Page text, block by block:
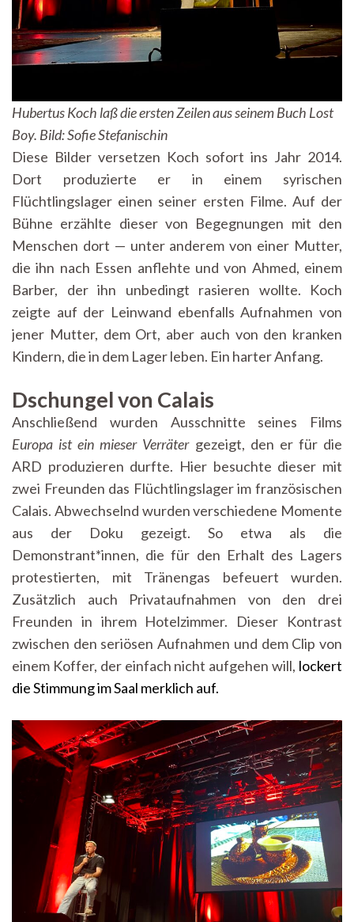
Hubertus Koch laß die ersten Zeilen aus seinem Buch Lost
Boy. Bild: Sofie Stefanischin
Diese Bilder versetzen Koch sofort ins Jahr 2014.
Dort produzierte er in einem syrischen
Flüchtlingslager einen seiner ersten Filme. Auf der
Bühne erzählte dieser von Begegnungen mit den
Menschen dort — unter anderem von einer Mutter,
die ihn nach Essen anflehte und von Ahmed, einem
Barber, der ihn unbedingt rasieren wollte. Koch
zeigte auf der Leinwand ebenfalls Aufnahmen von
jener Mutter, dem Ort, aber auch von den kranken
Kindern, die in dem Lager leben. Ein harter Anfang.
Dschungel von Calais
Anschließend wurden Ausschnitte seines Films
Europa ist ein mieser Verrätergezeigt, den er für die
ARD produzieren durfte. Hier besuchte dieser mit
zwei Freunden das Flüchtlingslager im französischen
Calais. Abwechselnd wurden verschiedene Momente
aus der Doku gezeigt. So etwa als die
Demonstrant*innen, die für den Erhalt des Lagers
protestierten, mit Tränengas befeuert wurden.
Zusätzlich auch Privataufnahmen von den drei
Freunden in ihrem Hotelzimmer. Dieser Kontrast
zwischen den seriösen Aufnahmen und dem Clip von
einem Koffer, der einfach nicht aufgehen will, lockert
die Stimmung im Saal merklich auf.